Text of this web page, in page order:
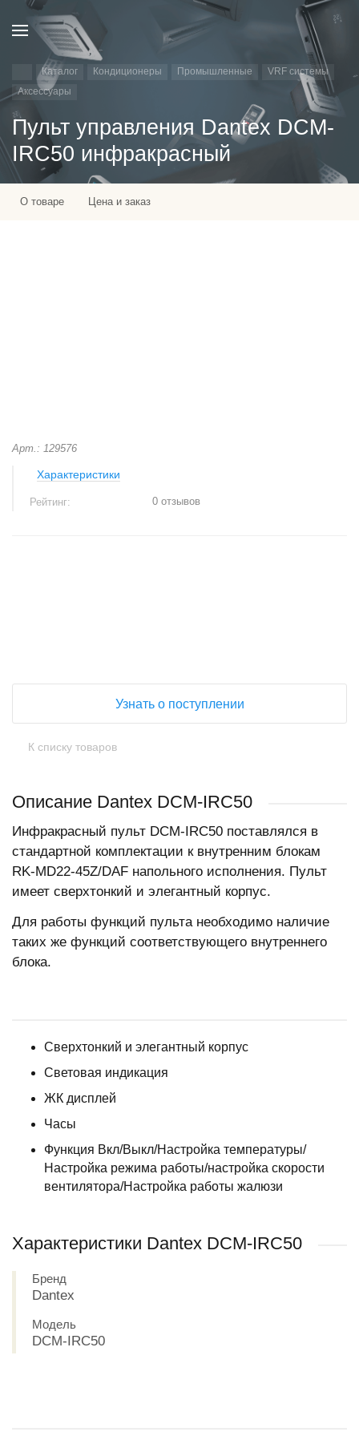
Каталог Кондиционеры Промышленные
VRF системы
Аксессуары
Пульт управления Dantex DCM-
IRС50 инфракрасный
О товаре Цена и заказ
Арт.: 129576
Характеристики
Рейтинг: 0 отзывов
Узнать о поступлении
К списку товаров
Описание Dantex DCM-IRС50
Инфракрасный пульт DCM-IRС50 поставлялся в
стандартной комплектации к внутренним блокам
RK-MD22-45Z/DAF напольного исполнения. Пульт
имеет сверхтонкий и элегантный корпус.
Для работы функций пульта необходимо наличие
таких же функций соответствующего внутреннего
блока.
Сверхтонкий и элегантный корпус
Световая индикация
ЖК дисплей
Часы
Функция Вкл/Выкл/Настройка температуры/
Настройка режима работы/настройка скорости
вентилятора/Настройка работы жалюзи
Характеристики Dantex DCM-IRС50
Бренд
Dantex
Модель
DCM-IRС50